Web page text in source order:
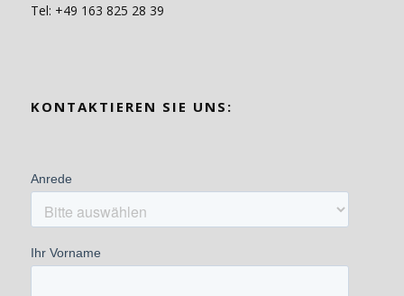
Tel: +49 163 825 28 39
KONTAKTIEREN SIE UNS: